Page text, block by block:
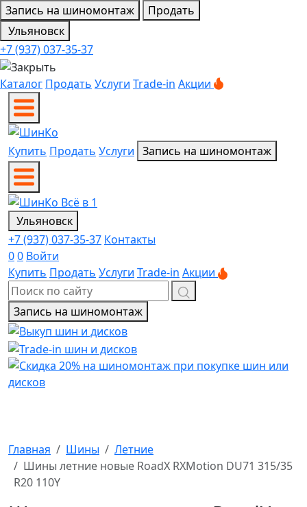
Запись на шиномонтаж
Продать
Ульяновск
+7 (937) 037-35-37
Каталог Продать Услуги Trade-in Акции
Купить Продать Услуги Запись на шиномонтаж
Ульяновск
+7 (937) 037-35-37 Контакты
00 Войти
Купить Продать Услуги Trade-in Акции
Запись на шиномонтаж
Главная Шины
Летние
Шины летние новые RoadX RXMotion DU71 315/35
R20 110Y